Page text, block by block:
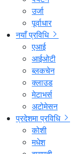
उर्जा
पूर्वाधार
नयाँ प्रविधि
एआई
आईओटी
ब्लकचेन
क्लाउड
मेटाभर्स
अटोमेसन
प्रदेशमा प्रविधि
कोशी
मधेश